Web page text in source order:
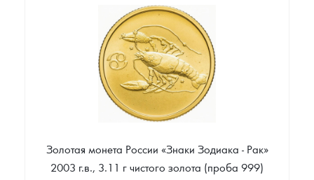
Золотая монета России «Знаки Зодиака - Рак»
2003 г.в., 3.11 г чистого золота (проба 999)